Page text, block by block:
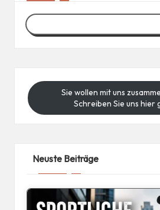
Sie wollen mit uns
Schreiben Sie uns hier
Neuste Beiträge